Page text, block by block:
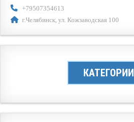
+79507354613
г.Челябинск, ул. Кожзаводская 100
КАТЕГОРИИ